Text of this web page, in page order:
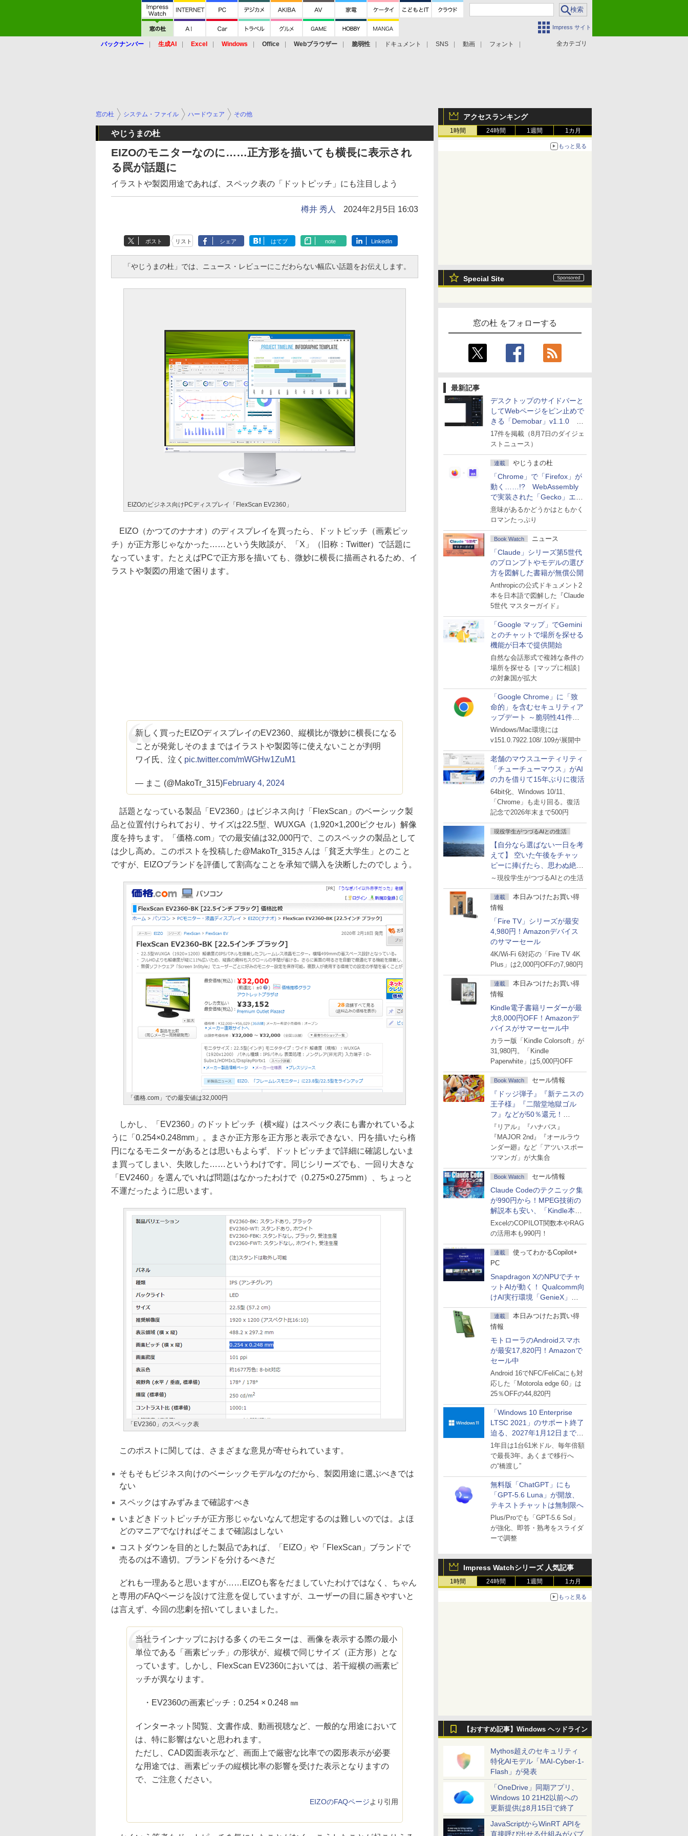
Impress サイト
全カテゴリ
バックナンバー 生成AI Excel Windows Office Webブラウザー 脆弱性 ドキュメント SNS 動画 フォント
アクセスランキング
1時間 24時間 1週間 1カ月
もっと見る
Special Site
窓の杜 をフォローする
最新記事
デスクトップのサイドバーと
してWebページをピン止めで
きる「Demobar」v1.1.0 ほ
か
17件を掲載（8月7日のダイジェ
ストニュース）
連載 やじうまの杜
「Chrome」で「Firefox」が
動く……!? WebAssembly
で実装された「Gecko」エン
ジン
意味があるかどうかはともかく
ロマンたっぷり
Book Watch ニュース
「Claude」シリーズ第5世代
のプロンプトやモデルの選び
方を図解した書籍が無償公開
Anthropicの公式ドキュメント2
本を日本語で図解した『Claude
5世代 マスターガイド』
「Google マップ」でGemini
とのチャットで場所を探せる
機能が日本で提供開始
自然な会話形式で複雑な条件の
場所を探せる［マップに相談］
の対象国が拡大
「Google Chrome」に「致
命的」を含むセキュリティア
ップデート ～脆弱性41件に
対処
Windows/Mac環境には
v151.0.7922.108/.109が展開中
老舗のマウスユーティリティ
「チューチューマウス」がAI
の力を借りて15年ぶりに復活
64bit化、Windows 10/11、
「Chrome」も走り回る。復活
記念で2026年末まで500円
現役学生がつづるAIとの生活
【自分なら選ばない一日を考
えて】 空いた午後をチャッ
ピーに捧げたら、思わぬ絶景
に出会った話
～現役学生がつづるAIとの生活
連載
本日みつけたお買い得
情報
「Fire TV」シリーズが最安
4,980円！Amazonデバイス
のサマーセール
4K/Wi-Fi 6対応の「Fire TV 4K
Plus」は2,000円OFFの7,980円
連載
本日みつけたお買い得
情報
Kindle電子書籍リーダーが最
大8,000円OFF！Amazonデ
バイスがサマーセール中
カラー版「Kindle Colorsoft」が
31,980円。「Kindle
Paperwhite」は5,000円OFF
Book Watch セール情報
『ドッジ弾子』『新テニスの
王子様』『二階堂地獄ゴル
フ』などが50％還元！
Amazonマンガ週末セール
『リアル』『ハナバス』
『MAJOR 2nd』『オールラウ
ンダー廻』など「アツいスポー
ツマンガ」が大集合
Book Watch セール情報
Claude Codeのテクニック集
が990円から！MPEG技術の
解説本も安い、「Kindle本サ
マーセール」第2弾開始！
ExcelのCOPILOT関数本やRAG
の活用本も990円！
連載
使ってわかるCopilot+
PC
Snapdragon XのNPUでチャ
ットAIが動く！ Qualcomm向
けAI実行環境「GenieX」を
試してみた
連載
本日みつけたお買い得
情報
モトローラのAndroidスマホ
が最安17,820円！Amazonで
セール中
Android 16でNFC/FeliCaにも対
応した「Motorola edge 60」は
25％OFFの44,820円
「Windows 10 Enterprise
LTSC 2021」のサポート終了
迫る、2027年1月12日まで
～ESUは9月1日から販売
1年目は1台61米ドル、毎年倍額
で最長3年。あくまで移行へ
の“橋渡し”
無料版「ChatGPT」にも
「GPT-5.6 Luna」が開放、
テキストチャットは無制限へ
Plus/Proでも「GPT-5.6 Sol」
が強化、即答・熟考をスライダ
ーで調整
Impress Watchシリーズ 人気記事
1時間 24時間 1週間 1カ月
もっと見る
【おすすめ記事】Windows ヘッドライン
Mythos超えのセキュリティ
特化AIモデル「MAI-Cyber-1-
Flash」が発表
「OneDrive」同期アプリ、
Windows 10 21H2以前への
更新提供は8月15日で終了
JavaScriptからWinRT APIを
直接呼び出せる仕組みがパブ
窓の杜 システム・ファイル ハードウェア その他
やじうまの杜
EIZOのモニターなのに……正方形を描いても横長に表示され
る罠が話題に
イラストや製図用途であれば、スペック表の「ドットピッチ」にも注目しよう
樽井 秀人 2024年2月5日 16:03
ポスト リスト シェア はてブ note LinkedIn
「やじうまの杜」では、ニュース・レビューにこだわらない幅広い話題をお伝えします。
EIZOのビジネス向けPCディスプレイ「FlexScan EV2360」
EIZO（かつてのナナオ）のディスプレイを買ったら、ドットピッチ（画素ピッ
チ）が正方形じゃなかった……という失敗談が、「X」（旧称：Twitter）で話題に
なっています。たとえばPCで正方形を描いても、微妙に横長に描画されるため、イ
ラストや製図の用途で困ります。
新しく買ったEIZOディスプレイのEV2360、縦横比が微妙に横長になる
ことが発覚しそのままではイラストや製図等に使えないことが判明
ワイ氏、泣く pic.twitter.com/mWGHw1ZuM1
— まこ (@MakoTr_315)February 4, 2024
話題となっている製品「EV2360」はビジネス向け「FlexScan」のベーシック製
品と位置付けられており、サイズは22.5型、WUXGA（1,920×1,200ピクセル）解像
度を持ちます。「価格.com」での最安値は32,000円で、このスペックの製品として
は少し高め。このポストを投稿した@MakoTr_315さんは「貧乏大学生」とのこと
ですが、EIZOブランドを評価して割高なことを承知で購入を決断したのでしょう。
「価格.com」での最安値は32,000円
しかし、「EV2360」のドットピッチ（横×縦）はスペック表にも書かれているよ
うに「0.254×0.248mm」。まさか正方形を正方形と表示できない、円を描いたら楕
円になるモニターがあるとは思いもよらず、ドットピッチまで詳細に確認しないま
ま買ってしまい、失敗した……というわけです。同じシリーズでも、一回り大きな
「EV2460」を選んでいれば問題はなかったわけで（0.275×0.275mm）、ちょっと
不運だったように思います。
「EV2360」のスペック表
このポストに関しては、さまざまな意見が寄せられています。
そもそもビジネス向けのベーシックモデルなのだから、製図用途に選ぶべきでは
ない
スペックはすみずみまで確認すべき
いまどきドットピッチが正方形じゃないなんて想定するのは難しいのでは。よほ
どのマニアでなければそこまで確認はしない
コストダウンを目的とした製品であれば、「EIZO」や「FlexScan」ブランドで
売るのは不適切。ブランドを分けるべきだ
どれも一理あると思いますが……EIZOも客をだましていたわけではなく、ちゃん
と専用のFAQページを設けて注意を促していますが、ユーザーの目に届きやすいと
は言えず、今回の悲劇を招いてしまいました。
当社ラインナップにおける多くのモニターは、画像を表示する際の最小
単位である「画素ピッチ」の形状が、縦横で同じサイズ（正方形）とな
っています。しかし、FlexScan EV2360においては、若干縦横の画素ピ
ッチが異なります。
・EV2360の画素ピッチ：0.254 × 0.248 ㎜
インターネット閲覧、文書作成、動画視聴など、一般的な用途において
は、特に影響はないと思われます。
ただし、CAD図面表示など、画面上で厳密な比率での図形表示が必要
な用途では、画素ピッチの縦横比率の影響を受けた表示となりますの
で、ご注意ください。
EIZOのFAQページより引用